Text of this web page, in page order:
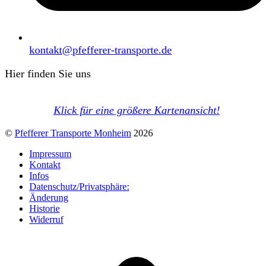
kontakt@pfefferer-transporte.de
Hier finden Sie uns
Klick für eine größere Kartenansicht!
© Pfefferer Transporte Monheim 2026
Impressum
Kontakt
Infos
Datenschutz/Privatsphäre:
Änderung
Historie
Widerruf